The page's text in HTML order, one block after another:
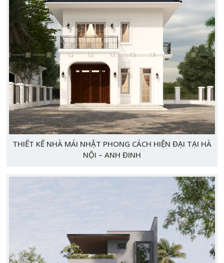
THIẾT KẾ NHÀ MÁI NHẬT PHONG CÁCH HIỆN ĐẠI TẠI HÀ
NỘI – ANH ĐINH